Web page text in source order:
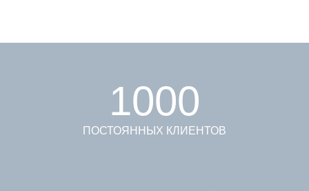
1000
ПОСТОЯННЫХ КЛИЕНТОВ